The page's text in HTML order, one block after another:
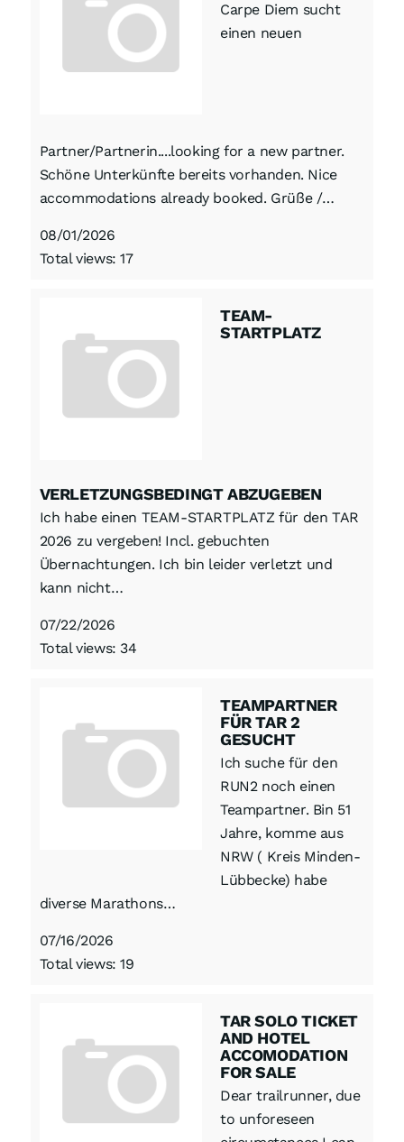
Carpe Diem sucht
einen neuen
Partner/Partnerin....looking for a new partner.
Schöne Unterkünfte bereits vorhanden. Nice
accommodations already booked. Grüße /…
08/01/2026
Total views: 17
TEAM-
STARTPLATZ
VERLETZUNGSBEDINGT ABZUGEBEN
Ich habe einen TEAM-STARTPLATZ für den TAR
2026 zu vergeben! Incl. gebuchten
Übernachtungen. Ich bin leider verletzt und
kann nicht…
07/22/2026
Total views: 34
TEAMPARTNER
FÜR TAR 2
GESUCHT
Ich suche für den
RUN2 noch einen
Teampartner. Bin 51
Jahre, komme aus
NRW ( Kreis Minden-
Lübbecke) habe
diverse Marathons…
07/16/2026
Total views: 19
TAR SOLO TICKET
AND HOTEL
ACCOMODATION
FOR SALE
Dear trailrunner, due
to unforeseen